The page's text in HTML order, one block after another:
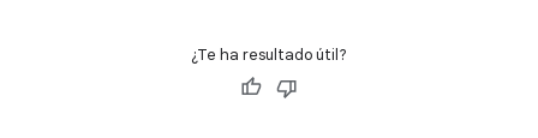
¿Te ha resultado útil?